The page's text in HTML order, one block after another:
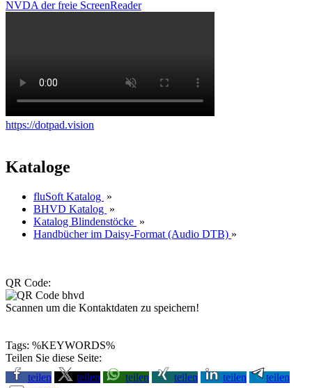
NVDA der freie ScreenReader
https://dotpad.vision
Kataloge
fluSoft Katalog »
BHVD Katalog »
Katalog Blindenstöcke »
Handbücher im Daisy-Format (Audio DTB) »
QR Code:
Scannen um die Kontaktdaten zu speichern!
Tags: %KEYWORDS%
Teilen Sie diese Seite:
teilen
teilen teilen teilen teilen
teilen